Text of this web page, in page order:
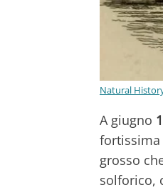
Natural
A giugno
fortissima
grosso
solforico,